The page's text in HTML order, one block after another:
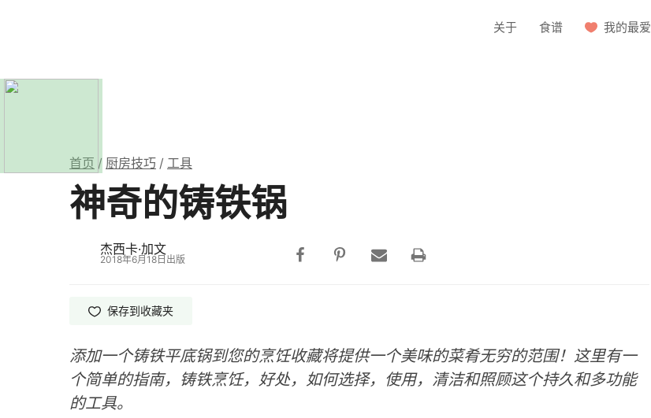
关于 食谱 我的最爱
首页 / 厨房技巧 / 工具
神奇的铸铁锅
杰西卡·加文
2018年6月18日出版
保存到收藏夹
添加一个铸铁平底锅到您的烹饪收藏将提供一个美味的菜肴无穷的范围！这里有一
个简单的指南，铸铁烹饪，好处，如何选择，使用，清洁和照顾这个持久和多功能
的工具。